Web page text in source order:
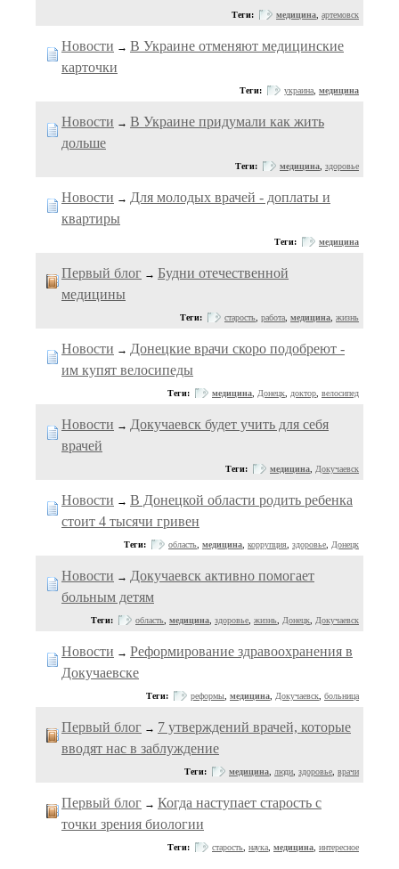
Теги: медицина артемовск
Новости → В Украине отменяют медицинские
карточки
Теги: украина медицина
Новости → В Украине придумали как жить
дольше
Теги: медицина здоровье
Новости → Для молодых врачей - доплаты и
квартиры
Теги: медицина
Первый блог → Будни отечественной
медицины
Теги: старость работа медицина жизнь
Новости → Донецкие врачи скоро подобреют -
им купят велосипеды
Теги: медицина Донецк доктор велосипед
Новости → Докучаевск будет учить для себя
врачей
Теги: медицина Докучаевск
Новости → В Донецкой области родить ребенка
стоит 4 тысячи гривен
Теги: область медицина коррупция здоровье Донецк
Новости → Докучаевск активно помогает
больным детям
Теги: область медицина здоровье жизнь Донецк Докучаевск
Новости → Реформирование здравоохранения в
Докучаевске
Теги: реформы медицина Докучаевск больница
Первый блог → 7 утверждений врачей, которые
вводят нас в заблуждение
Теги: медицина люди здоровье врачи
Первый блог → Когда наступает старость с
точки зрения биологии
Теги: старость наука медицина интересное